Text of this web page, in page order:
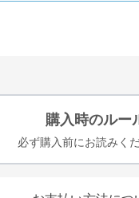
購入時のルー
必ず購入前にお読みくだ